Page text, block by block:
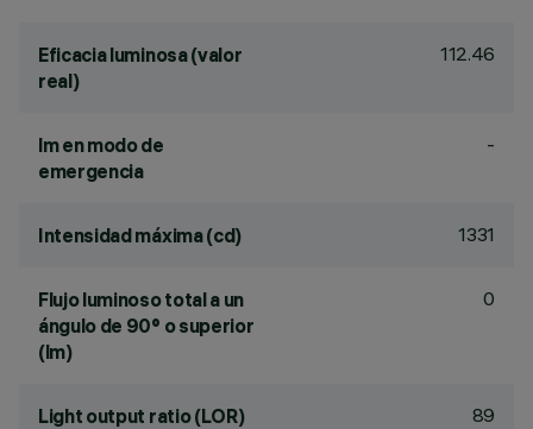
Eficacia luminosa (valor
real)
112.46
lm en modo de
emergencia
-
Intensidad máxima (cd) 1331
Flujo luminoso total a un
ángulo de 90° o superior
(lm)
0
Light output ratio (LOR) 89